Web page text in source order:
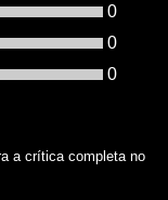
0
0
0
a crítica completa no